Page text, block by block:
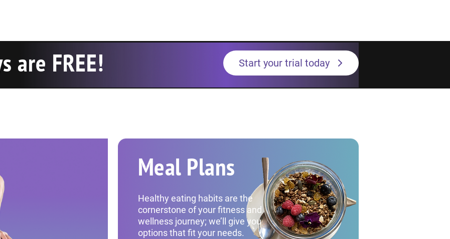
are FREE! Start your trial today
Meal Plans
Healthy eating habits are the
cornerstone of your fitness and
wellness journey; we’ll give you
options that fit your needs.